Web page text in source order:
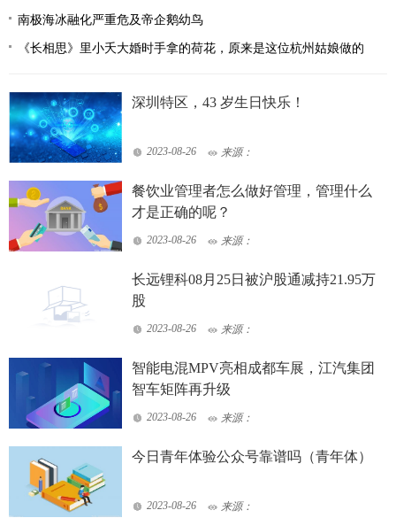
南极海冰融化严重危及帝企鹅幼鸟
《长相思》里小夭大婚时手拿的荷花，原来是这位杭州姑娘做的
深圳特区，43 岁生日快乐！
2023-08-26 来源：
餐饮业管理者怎么做好管理，管理什么
才是正确的呢？
2023-08-26 来源：
长远锂科08月25日被沪股通减持21.95万
股
2023-08-26 来源：
智能电混MPV亮相成都车展，江汽集团
智车矩阵再升级
2023-08-26 来源：
今日青年体验公众号靠谱吗（青年体）
2023-08-26 来源：